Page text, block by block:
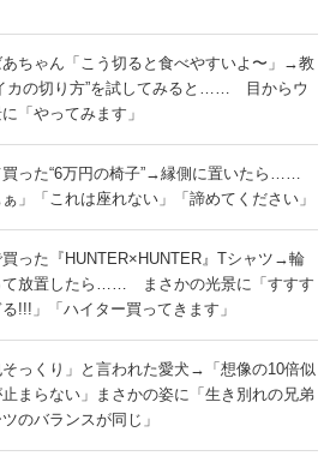
ちゃん「こう切ると食べやすいよ〜」→教
カの切り方”を試してみると…… 目からウ
「やってみます」
った“6万円の椅子”→縁側に置いたら……
ぁ」「これは座れない」「諦めてください」
買った『HUNTER×HUNTER』Tシャツ→輪
て放置したら…… まさかの光景に「すすす
!!!」「ハイター買ってきます」
そっくり」と言われた愛犬→「想像の10倍似
まらない」まさかの姿に「生き別れの兄弟
のバランスが同じ」